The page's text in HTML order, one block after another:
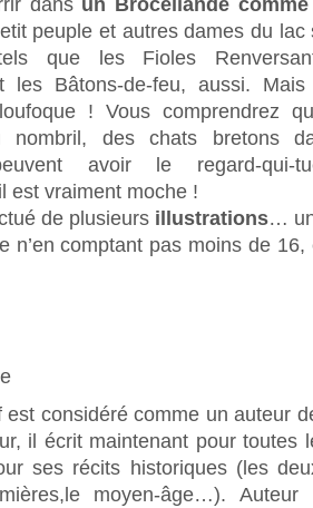
dans un Brocéliande
peuple et autres dames du
que les Fioles
les Bâtons-de-feu, aussi.
! Vous comprendrez
nombril, des chats bretons
avoir le regard-
vraiment moche !
de plusieursillustrations…
n’en comptant pas moins de 16,
est considéré comme un auteur
il écrit maintenant pour toutes
ses récits historiques (les
moyen-âge…).